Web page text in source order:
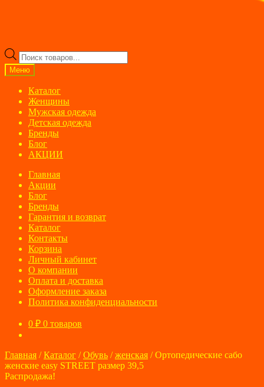
Поиск
товаров
Меню
Каталог
Женщины
Мужская одежда
Детская одежда
Бренды
Блог
АКЦИИ
Главная
Акции
Блог
Бренды
Гарантия и возврат
Каталог
Контакты
Корзина
Личный кабинет
О компании
Оплата и доставка
Оформление заказа
Политика конфиденциальности
0 ₽ 0 товаров
Главная /Каталог /Обувь /женская /Ортопедические сабо
женские easy STREET размер 39,5
Распродажа!